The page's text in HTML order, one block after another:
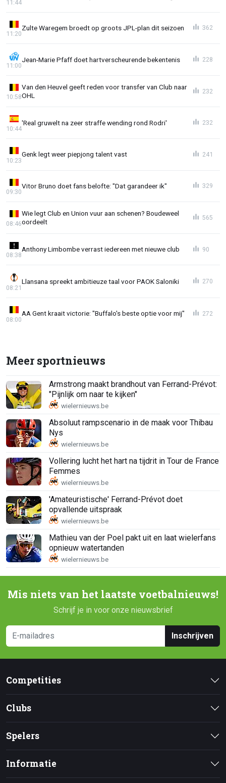
11:44
Zulte Waregem broedt op groots JPL-plan dit seizoen
11:20
362
Jean-Marie Pfaff doet hartverscheurende bekentenis
11:00
228
Van den Heuvel geeft reden voor transfer van Club naar
OHL
10:58
232
'Real gruwelt na zeer straffe wending rond Rodri'
10:44
232
Genk legt weer piepjong talent vast
10:23
241
Vitor Bruno doet fans belofte: "Dat garandeer ik"
09:30
329
Wie legt Club en Union vuur aan schenen? Boudeweel
oordeelt
08:46
565
Anthony Limbombe verrast iedereen met nieuwe club
08:38
90
Llansana spreekt ambitieuze taal voor PAOK Saloniki
08:21
270
AA Gent kraait victorie: "Buffalo's beste optie voor mij"
08:00
272
Meer sportnieuws
Armstrong maakt brandhout van Ferrand-Prévot:
"Pijnlijk om naar te kijken"
Absoluut rampscenario in de maak voor Thibau
Nys
Vollering lucht het hart na tijdrit in Tour de France
Femmes
'Amateuristische' Ferrand-Prévot doet
opvallende uitspraak
Mathieu van der Poel pakt uit en laat wielerfans
opnieuw watertanden
Mis niets van het laatste voetbalnieuws!
Schrijf je in voor onze nieuwsbrief
Inschrijven
Competities
Clubs
Spelers
Informatie